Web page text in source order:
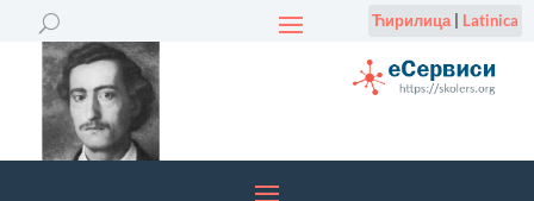
Ћирилица| Latinica